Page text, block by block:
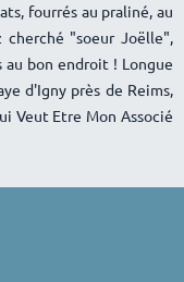
fourrés au praliné, au
cherché "soeur Joëlle",
au bon endroit ! Longue
d'Igny près de Reims,
Veut Etre Mon Associé